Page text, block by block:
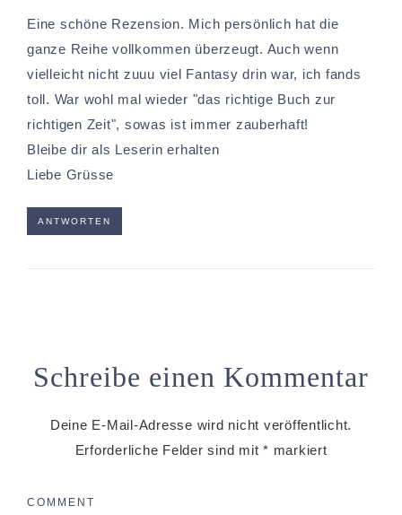
Eine schöne Rezension. Mich persönlich hat die
ganze Reihe vollkommen überzeugt. Auch wenn
vielleicht nicht zuuu viel Fantasy drin war, ich fands
toll. War wohl mal wieder "das richtige Buch zur
richtigen Zeit", sowas ist immer zauberhaft!
Bleibe dir als Leserin erhalten
Liebe Grüsse
ANTWORTEN
Schreibe einen Kommentar
Deine E-Mail-Adresse wird nicht veröffentlicht.
Erforderliche Felder sind mit * markiert
COMMENT